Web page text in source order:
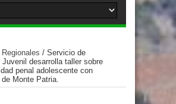
Regionales / Servicio de
Juvenil desarrolla taller sobre
penal adolescente con
Monte Patria.